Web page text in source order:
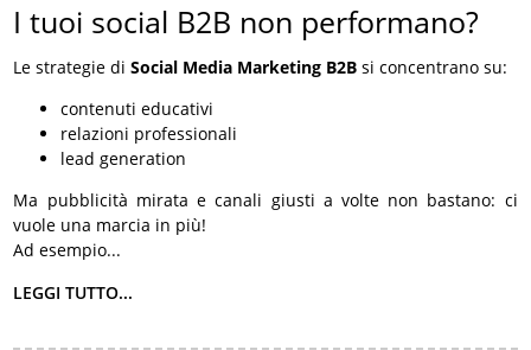
I tuoi social B2B non performano?
Le strategie diSocial Media Marketing B2B si concentrano su:
contenuti educativi
relazioni professionali
lead generation
Ma pubblicità mirata e canali giusti a volte non bastano: ci
vuole una marcia in più!
Ad esempio...
LEGGI TUTTO...